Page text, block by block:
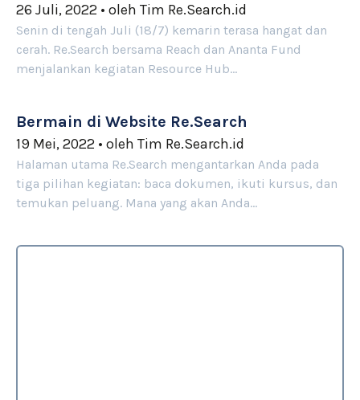
26 Juli, 2022 • oleh Tim Re.Search.id
Senin di tengah Juli (18/7) kemarin terasa hangat dan
cerah. Re.Search bersama Reach dan Ananta Fund
menjalankan kegiatan Resource Hub…
Bermain di Website Re.Search
19 Mei, 2022 • oleh Tim Re.Search.id
Halaman utama Re.Search mengantarkan Anda pada
tiga pilihan kegiatan: baca dokumen, ikuti kursus, dan
temukan peluang. Mana yang akan Anda…